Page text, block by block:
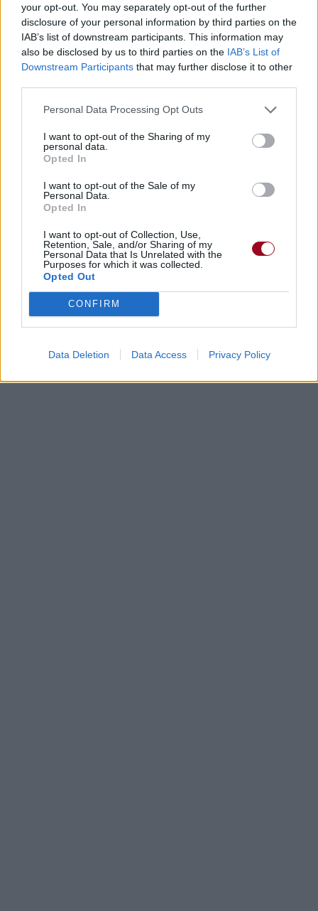
your opt-out. You may separately opt-out of the further
disclosure of your personal information by third parties on the
IAB’s list of downstream participants. This information may
also be disclosed by us to third parties on the IAB’s List of
Downstream Participants that may further disclose it to other
Personal Data Processing Opt Outs
I want to opt-out of the Sharing of my
personal data.
Opted In
I want to opt-out of the Sale of my
Personal Data.
Opted In
I want to opt-out of Collection, Use,
Retention, Sale, and/or Sharing of my
Personal Data that Is Unrelated with the
Purposes for which it was collected.
Opted Out
CONFIRM
Data Deletion Data Access Privacy Policy